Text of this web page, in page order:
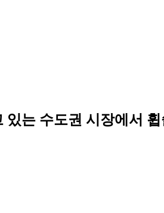
있는 수도권 시장에서